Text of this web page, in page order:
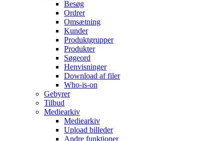
Besøg
Ordrer
Omsætning
Kunder
Produktgrupper
Produkter
Søgeord
Henvisninger
Download af filer
Who-is-on
Gebyrer
Tilbud
Mediearkiv
Mediearkiv
Upload billeder
Andre funktioner